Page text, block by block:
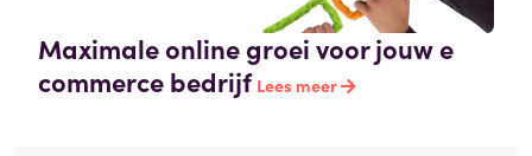
Maximale online groei voor jouw e
commerce bedrijf Lees meer